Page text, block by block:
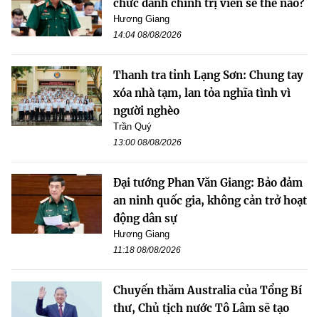
chức danh chính trị viên sẽ thế nào?
Hương Giang
14:04 08/08/2026
Thanh tra tỉnh Lạng Sơn: Chung tay
xóa nhà tạm, lan tỏa nghĩa tình vì
người nghèo
Trần Quý
13:00 08/08/2026
Đại tướng Phan Văn Giang: Bảo đảm
an ninh quốc gia, không cản trở hoạt
động dân sự
Hương Giang
11:18 08/08/2026
Chuyến thăm Australia của Tổng Bí
thư, Chủ tịch nước Tô Lâm sẽ tạo